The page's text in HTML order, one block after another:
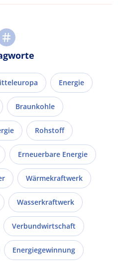
Energie
Braunkohle
Rohstoff
Erneuerbare Energie
Wärmekraftwerk
Wasserkraftwerk
Verbundwirtschaft
Energiegewinnung